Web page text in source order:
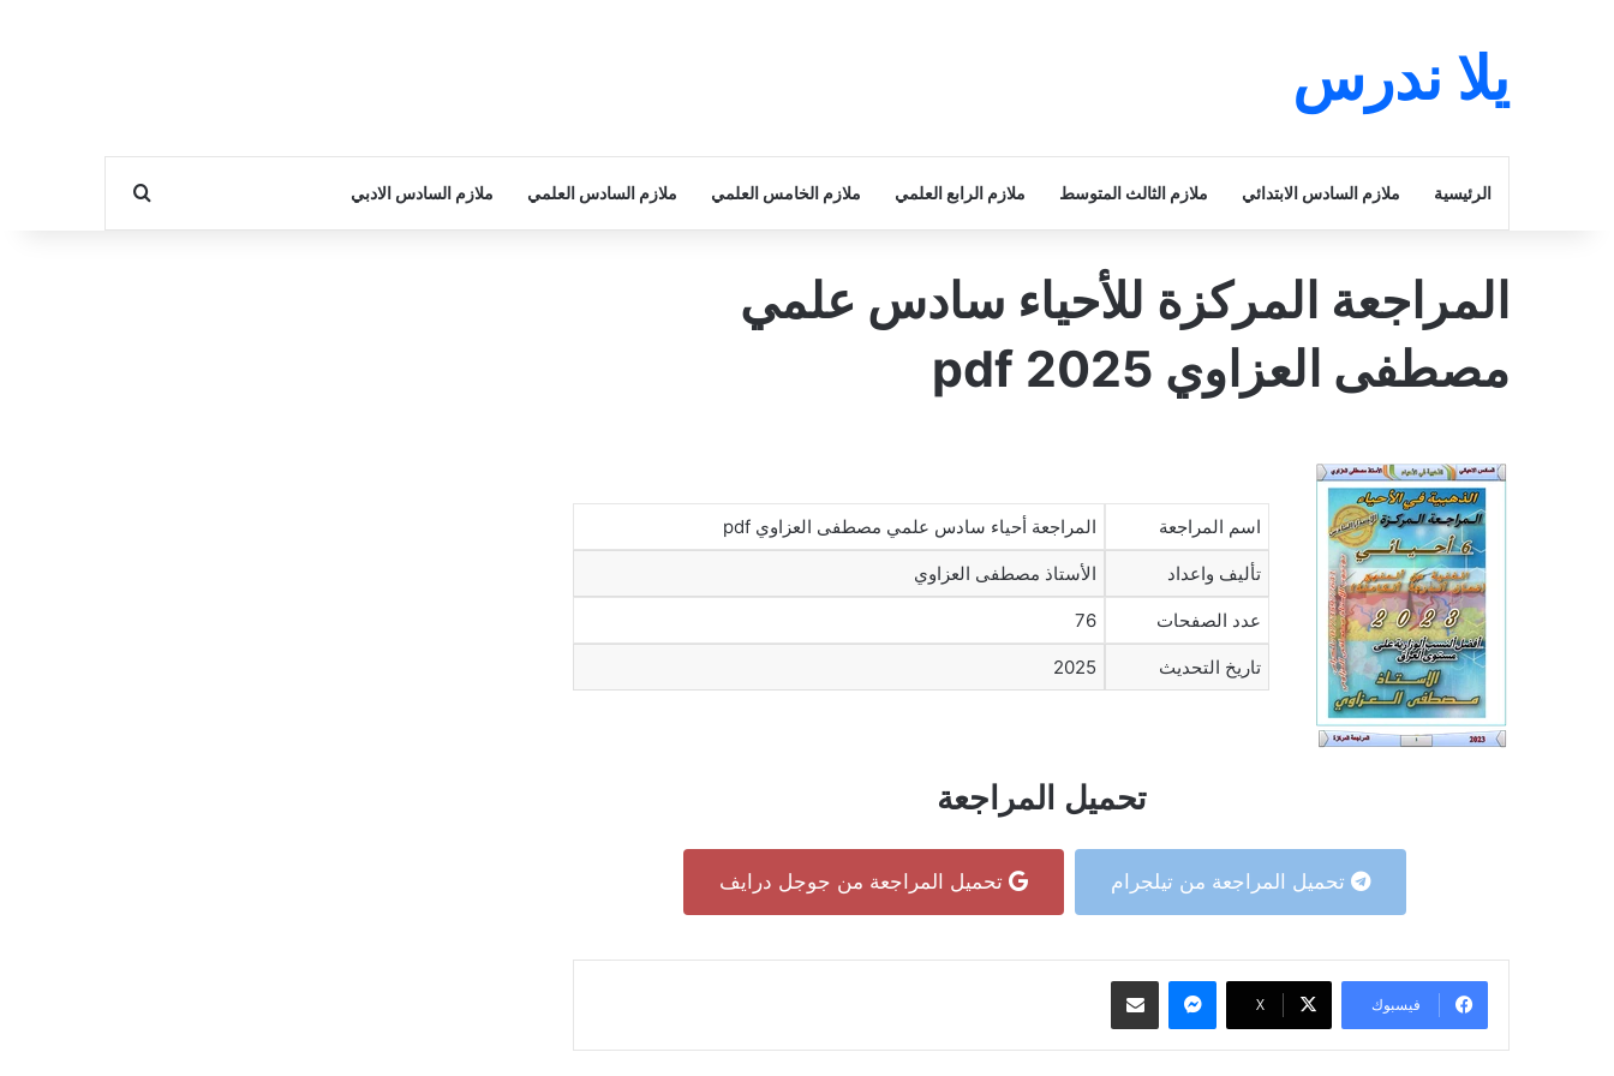
يلا ندرس
الرئيسية ملازم السادس الابتدائي ملازم الثالث المتوسط ملازم الرابع العلمي ملازم الخامس العلمي ملازم السادس العلمي ملازم السادس الادبي بحث عن
المراجعة المركزة للأحياء سادس علمي
مصطفى العزاوي 2025 pdf
اسم المراجعة المراجعة أحياء سادس علمي مصطفى العزاوي pdf
تأليف واعداد الأستاذ مصطفى العزاوي
عدد الصفحات 76
تاريخ التحديث 2025
تحميل المراجعة
تحميل المراجعة من تيلجرام تحميل المراجعة من جوجل درايف
فيسبوك ‫X
ماسنجر مشاركة عبر البريد